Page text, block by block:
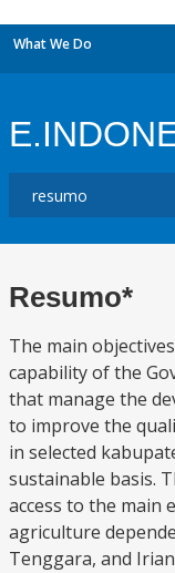
What We Do
Resumo*
The main
capability of the
that manage the
to improve the
in selected
sustainable basis.
access to the main
agriculture
Tenggara, and Irian